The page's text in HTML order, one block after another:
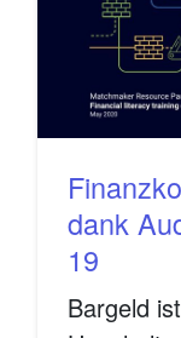
dank
19
Bargeld